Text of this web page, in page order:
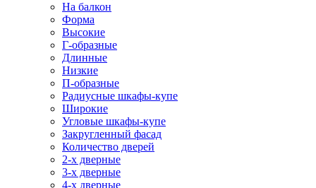
На балкон
Форма
Высокие
Г-образные
Длинные
Низкие
П-образные
Радиусные шкафы-купе
Широкие
Угловые шкафы-купе
Закругленный фасад
Количество дверей
2-х дверные
3-х дверные
4-х дверные